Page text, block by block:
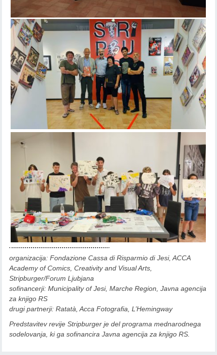
organizacija: Fondazione Cassa di Risparmio di Jesi, ACCA
Academy of Comics, Creativity and Visual Arts,
Stripburger/Forum Ljubjana
sofinancerji: Municipality of Jesi, Marche Region, Javna agencija
za knjigo RS
drugi partnerji: Ratatà, Acca Fotografia, L’Hemingway
Predstavitev revije Stripburger je del programa mednarodnega
sodelovanja, ki ga sofinancira Javna agencija za knjigo RS.